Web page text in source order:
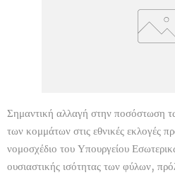
Σημαντική αλλαγή στην ποσόστωση
των κομμάτων στις εθνικές εκλογές
νομοσχέδιο του Υπουργείου
ουσιαστικής ισότητας των φύλων,